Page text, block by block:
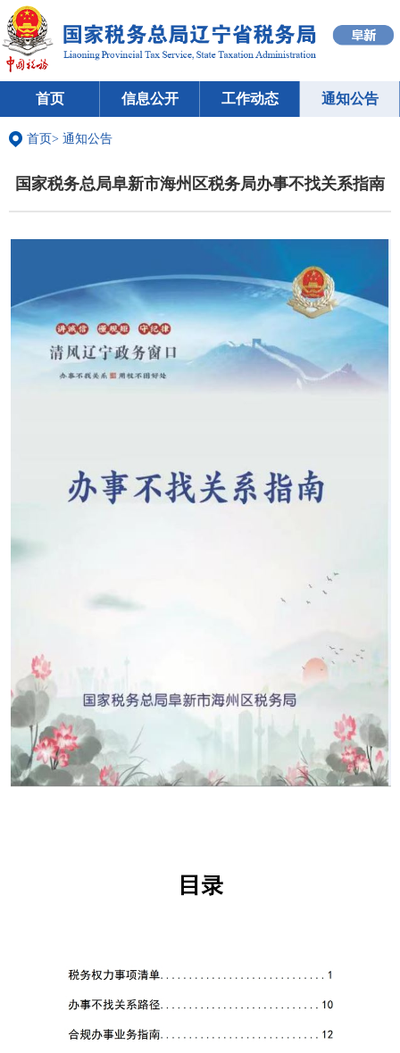
首页 信息公开 工作动态 通知公告
首页> 通知公告
国家税务总局阜新市海州区税务局办事不找关系指南